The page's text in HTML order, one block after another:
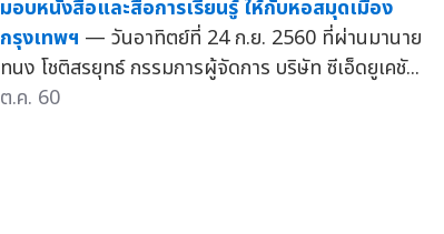
มอบหนังสือและสื่อการเรียนรู้ ให้กับหอสมุดเมือง
กรุงเทพฯ — วันอาทิตย์ที่ 24 ก.ย. 2560 ที่ผ่านมานาย
ทนง โชติสรยุทธ์ กรรมการผู้จัดการ บริษัท ซีเอ็ดยูเคชั...
ต.ค. 60